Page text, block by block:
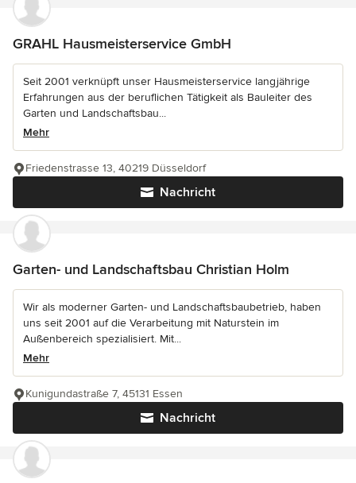
GRAHL Hausmeisterservice GmbH
Seit 2001 verknüpft unser Hausmeisterservice langjährige
Erfahrungen aus der beruflichen Tätigkeit als Bauleiter des
Garten und Landschaftsbau...
Mehr
Nachricht
Friedenstrasse 13, 40219 Düsseldorf
Garten- und Landschaftsbau Christian Holm
Wir als moderner Garten- und Landschaftsbaubetrieb, haben
uns seit 2001 auf die Verarbeitung mit Naturstein im
Außenbereich spezialisiert. Mit...
Mehr
Nachricht
Kunigundastraße 7, 45131 Essen